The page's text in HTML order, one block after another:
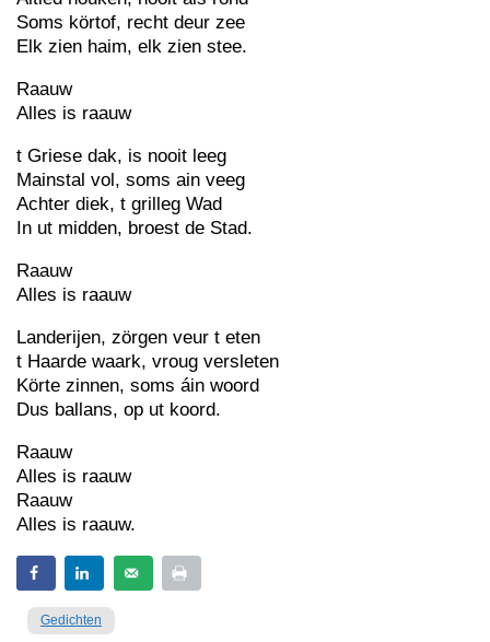
Soms körtof, recht deur zee
Elk zien haim, elk zien stee.
Raauw
Alles is raauw
t Griese dak, is nooit leeg
Mainstal vol, soms ain veeg
Achter diek, t grilleg Wad
In ut midden, broest de Stad.
Raauw
Alles is raauw
Landerijen, zörgen veur t eten
t Haarde waark, vroug versleten
Körte zinnen, soms áin woord
Dus ballans, op ut koord.
Raauw
Alles is raauw
Raauw
Alles is raauw.
Gedichten